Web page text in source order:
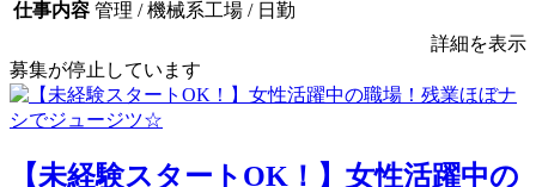
仕事内容 管理 / 機械系工場 / 日勤
詳細を表示
募集が停止しています
【未経験スタートOK！】女性活躍中の